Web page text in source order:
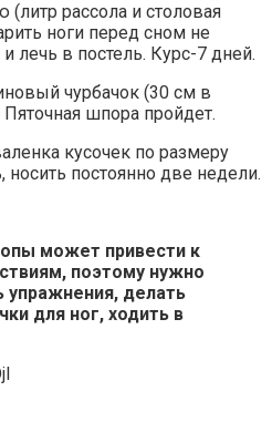
рассола и столовая
ноги перед сном не
лечь в постель. Курс-7 дней.
чурбачок (30 см в
шпора пройдет.
кусочек по размеру
носить постоянно две недели.
может привести к
поэтому нужно
делать
для ног, ходить в